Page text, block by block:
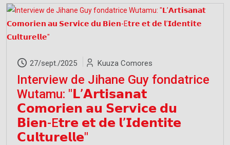
27/sept./2025 Kuuza Comores
Interview de Jihane Guy fondatrice
Wutamu: "𝗟’𝗔𝗿𝘁𝗶𝘀𝗮𝗻𝗮𝘁
𝗖𝗼𝗺𝗼𝗿𝗶𝗲𝗻 𝗮𝘂 𝗦𝗲𝗿𝘃𝗶𝗰𝗲 𝗱𝘂
𝗕𝗶𝗲𝗻-E𝘁𝗿𝗲 𝗲𝘁 𝗱𝗲 𝗹’𝗜𝗱𝗲𝗻𝘁𝗶𝘁𝗲
𝗖𝘂𝗹𝘁𝘂𝗿𝗲𝗹𝗹𝗲"